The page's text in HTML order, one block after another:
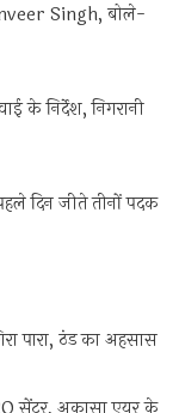
Singh, बोले-
के निर्देश, निगरानी
दिन जीते तीनों पदक
पारा, ठंड का अहसास